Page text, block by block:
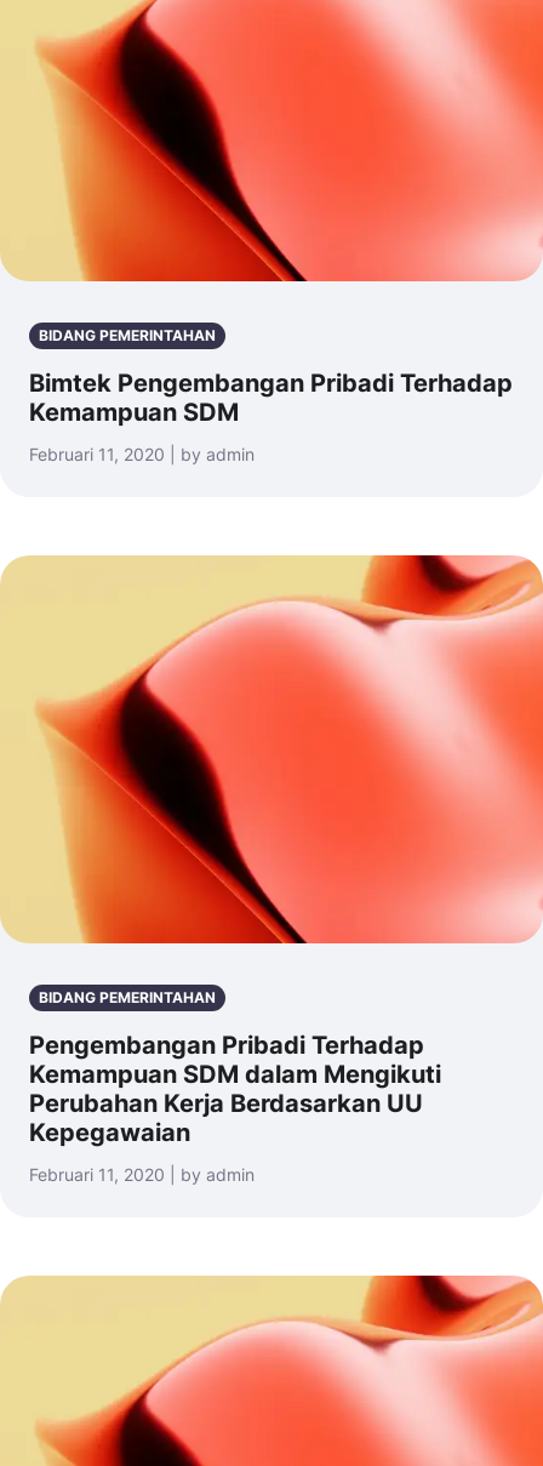
BIDANG PEMERINTAHAN
Bimtek Pengembangan Pribadi Terhadap
Kemampuan SDM
Februari 11, 2020 | by admin
BIDANG PEMERINTAHAN
Pengembangan Pribadi Terhadap
Kemampuan SDM dalam Mengikuti
Perubahan Kerja Berdasarkan UU
Kepegawaian
Februari 11, 2020 | by admin